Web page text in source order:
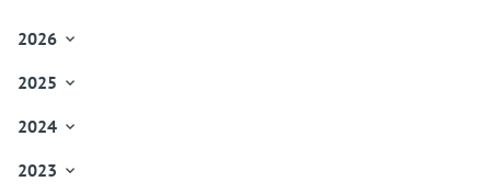
2026 
Veebruar
Märts
Mai
2025 
Veebruar
Märts
2024 
Veebruar
2023 